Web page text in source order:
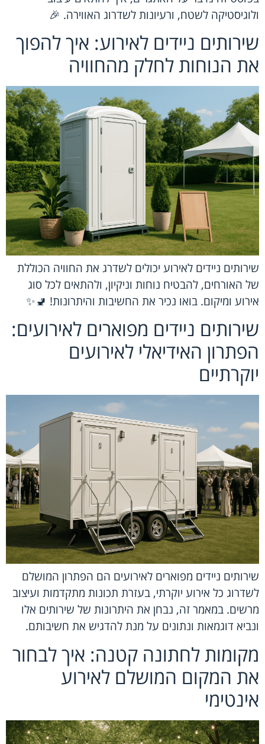
ולוגיסטיקה לשטח, ורעיונות לשדרוג האווירה. 🎉
שירותים ניידים לאירוע: איך להפוך
את הנוחות לחלק מהחוויה
שירותים ניידים לאירוע יכולים לשדרג את החוויה הכוללת
של האורחים, להבטיח נוחות וניקיון, ולהתאים לכל סוג
אירוע ומיקום. בואו נכיר את החשיבות והיתרונות! 🚽✨
שירותים ניידים מפוארים לאירועים:
הפתרון האידיאלי לאירועים
יוקרתיים
שירותים ניידים מפוארים לאירועים הם הפתרון המושלם
לשדרוג כל אירוע יוקרתי, בעזרת תכונות מתקדמות ועיצוב
מרשים. במאמר זה, נבחן את היתרונות של שירותים אלו
ונביא דוגמאות ונתונים על מנת להדגיש את חשיבותם.
מקומות לחתונה קטנה: איך לבחור
את המקום המושלם לאירוע
אינטימי